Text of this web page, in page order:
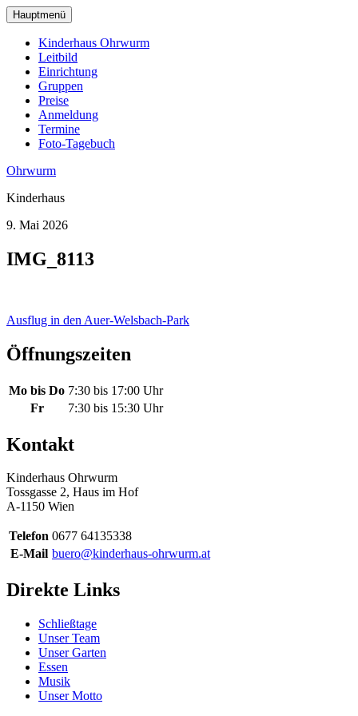
zum
Hauptinhalt
wechseln
Hauptmenü
Kinderhaus Ohrwurm
Leitbild
Einrichtung
Gruppen
Preise
Anmeldung
Termine
Foto-Tagebuch
Ohrwurm
Kinderhaus
9. Mai 2026
IMG_8113
Beitragsnavigation
Ausflug in den Auer-Welsbach-Park
Öffnungszeiten
Mo bis Do 7:30 bis 17:00 Uhr
Fr
7:30 bis 15:30 Uhr
Kontakt
Kinderhaus Ohrwurm
Tossgasse 2, Haus im Hof
A-1150 Wien
Telefon 0677 64135338
E-Mail buero@kinderhaus-ohrwurm.at
Direkte Links
Schließtage
Unser Team
Unser Garten
Essen
Musik
Unser Motto